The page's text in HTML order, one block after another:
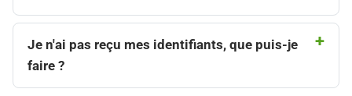
Je n'ai pas reçu mes identifiants, que puis-je
faire ?